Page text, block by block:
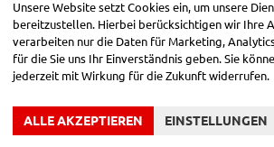
Kraftstoffverbrauch bei entladener
6,40 l/100km
Stromverbrauch bei rein elektrischem
19,70 kWh/100km
Elektrische Reichweite (EAER): 113 km
CO -Klasse (gewichtet, kombiniert): B
CO -Emissionen (gewichtet, kombiniert):
Unsere Website setzt Cookies ein, um unsere
bereitzustellen. Hierbei berücksichtigen wir Ihre
verarbeiten nur die Daten für Marketing,
für die Sie uns Ihr Einverständnis geben. Sie
jederzeit mit Wirkung für die Zukunft widerrufen.
ALLE AKZEPTIEREN EINSTELLUNGEN